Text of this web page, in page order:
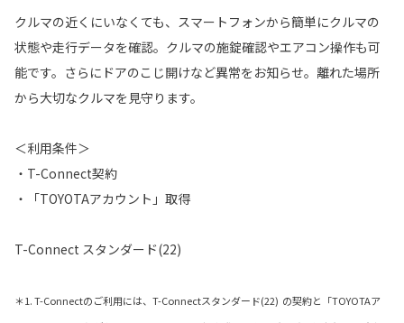
クルマの近くにいなくても、スマートフォンから簡単にクルマの
状態や走行データを確認。クルマの施錠確認やエアコン操作も可
能です。さらにドアのこじ開けなど異常をお知らせ。離れた場所
から大切なクルマを見守ります。
＜利用条件＞
・T-Connect契約
・「TOYOTAアカウント」取得
T-Connect スタンダード(22)
＊1. T-Connectのご利用には、T-Connectスタンダード(22) の契約と「TOYOTAア